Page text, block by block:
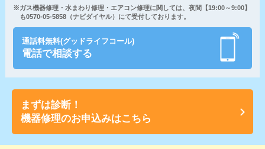
※ガス機器修理・水まわり修理・エアコン修理に関しては、夜間【19:00～9:00】
も0570-05-5858（ナビダイヤル）にて受付しております。
通話料無料(グッドライフコール)
電話で相談する
まずは診断！
機器修理のお申込みはこちら